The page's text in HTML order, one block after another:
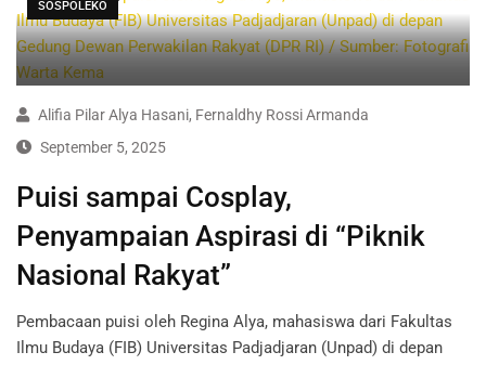
SOSPOLEKO
Alifia Pilar Alya Hasani, Fernaldhy Rossi Armanda
September 5, 2025
Puisi sampai Cosplay,
Penyampaian Aspirasi di “Piknik
Nasional Rakyat”
Pembacaan puisi oleh Regina Alya, mahasiswa dari Fakultas
Ilmu Budaya (FIB) Universitas Padjadjaran (Unpad) di depan